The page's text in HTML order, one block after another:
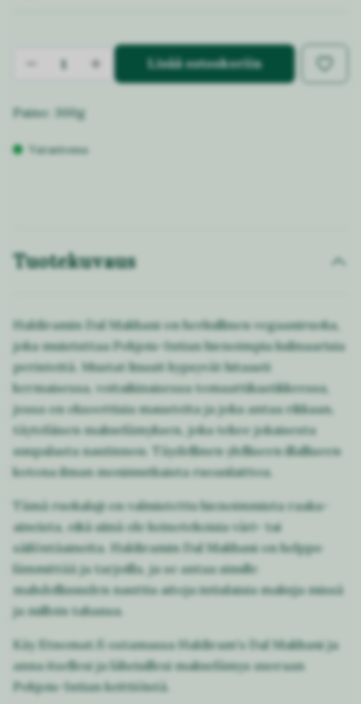
Lisää ostoskoriin
Paino: 300g
Varastossa
Tuotekuvaus
Haldiramin Dal Makhani on herkullinen vegaaniruoka,
joka muistuttaa Pohjois-Intian hienoimpia kulinaarisia
perinteitä. Mustat linssit kypsyvät hitaasti
kermaisessa, voitaikinaisessa tomaattikastikkeessa,
jossa on eksoottisia mausteita ja joka antaa rikkaan,
täyteläisen makuelämyksen, joka tekee jokaisesta
suupalasta nautinnon. Täydellinen ylelliseen illalliseen
kotona ilman monimutkaista ruoanlaittoa.
Tämä ruokalaji on valmistettu hienoimmista raaka-
aineista, eikä siinä ole keinotekoisia väri- tai
säilöntäaineita. Haldiramin Dal Makhani on helppo
lämmittää ja tarjoilla, ja se antaa sinulle
mahdollisuuden nauttia aitoja intialaisia makuja missä
ja milloin tahansa.
Käy Etnomat.fi ostamassa Haldiram's Dal Makhani ja
anna itsellesi ja läheisillesi makuelämys suoraan
Pohjois-Intian keittiöistä.